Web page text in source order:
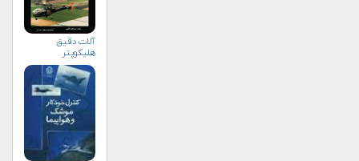
آلات دقيق
هليكوپتر